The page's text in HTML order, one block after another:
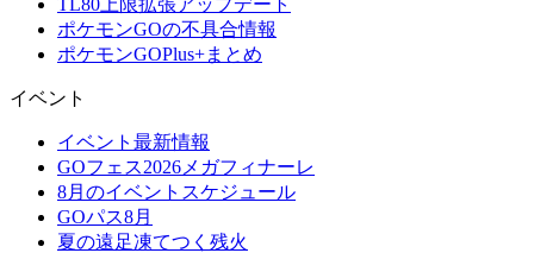
TL80上限拡張アップデート
ポケモンGOの不具合情報
ポケモンGOPlus+まとめ
イベント
イベント最新情報
GOフェス2026メガフィナーレ
8月のイベントスケジュール
GOパス8月
夏の遠足凍てつく残火